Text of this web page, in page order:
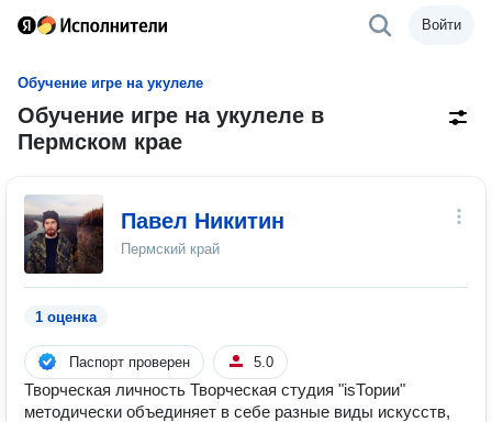
Войти
Обучение игре на укулеле
Обучение игре на укулеле в
Пермском крае
Павел Никитин
Пермский край
1 оценка
Паспорт проверен 5.0
Творческая личность Творческая студия "isТории"
методически объединяет в себе разные виды искусств,